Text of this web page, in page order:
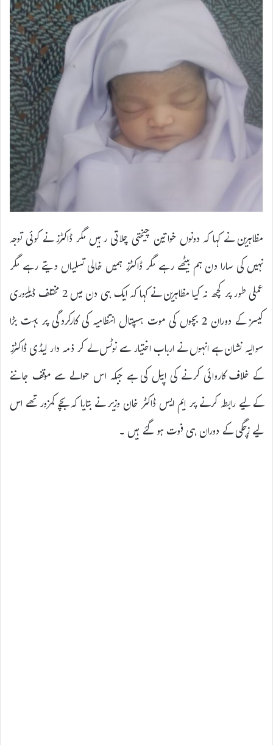
مظاہرین نے کہا کہ دونوں خواتین چیختی چلاتی رہیں مگر ڈاکٹرز نے کوئی توجہ
نہیں کی سارا دن ہم بیٹھے رہے مگر ڈاکٹرز ہمیں خالی تسلیاں دیتے رہے مگر
عملی طور پر کچھ نہ کیا مظاہرین نے کہا کہ ایک ہی دن میں 2 مختلف ڈیلیوری
کیسز کے دوران 2 بچوں کی موت ہسپتال انتظامیہ کی کارکردگی پر بہت بڑا
سوالیہ نشان ہے انہوں نے ارباب اختیار سے نوٹس لے کر ذمہ دار لیڈی ڈاکٹرز
کے خلاف کاروائی کرنے کی اپیل کی ہے جبکہ اس حوالے سے موقف جاننے
کے لیے رابطہ کرنے پر ایم ایس ڈاکٹر خان وزیر نے بتایا کہ بچے کمزور تھے اس
لیے زچگی کے دوران ہی فوت ہو گئے ہیں ۔